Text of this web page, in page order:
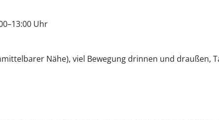
Uhr
Nähe), viel Bewegung drinnen und draußen,